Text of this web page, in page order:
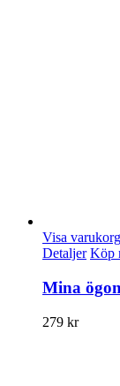
Visa varukorg
Detaljer Köp
Mina
279 kr